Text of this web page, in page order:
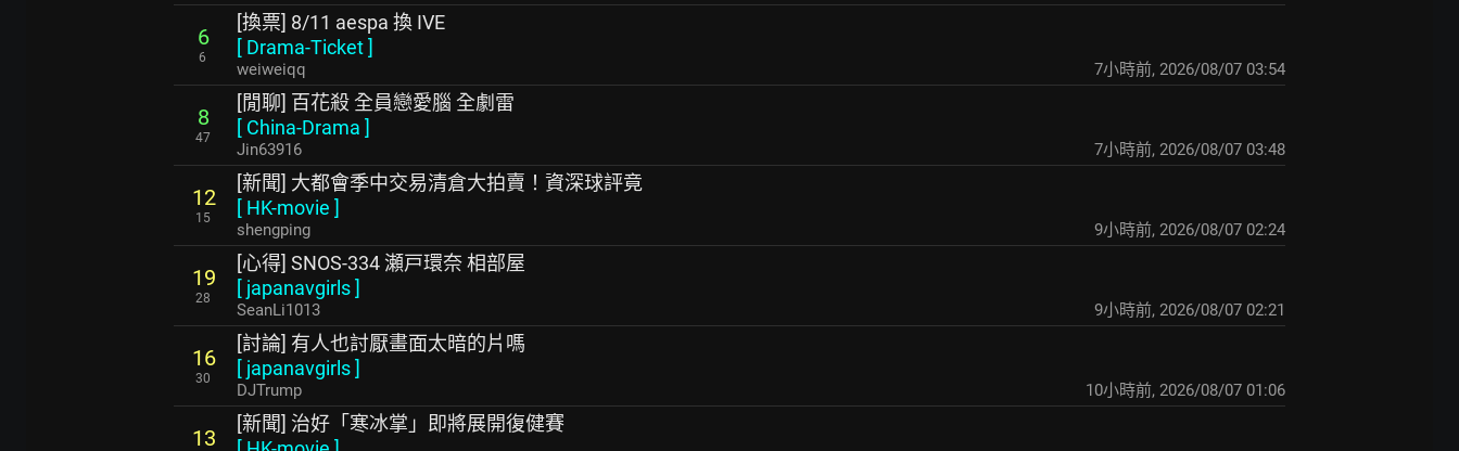
6
6
[換票] 8/11 aespa 換 IVE
[ Drama-Ticket]
weiweiqq 7小時前, 2026/08/07 03:54
8
47
[閒聊] 百花殺 全員戀愛腦 全劇雷
[ China-Drama ]
Jin63916 7小時前, 2026/08/07 03:48
12
15
[新聞] 大都會季中交易清倉大拍賣！資深球評竟
[ HK-movie ]
shengping 9小時前, 2026/08/07 02:24
19
28
[心得] SNOS-334 瀬戸環奈 相部屋
[ japanavgirls]
SeanLi1013 9小時前, 2026/08/07 02:21
16
30
[討論] 有人也討厭畫面太暗的片嗎
[ japanavgirls]
DJTrump 10小時前, 2026/08/07 01:06
13
[新聞] 治好「寒冰掌」即將展開復健賽